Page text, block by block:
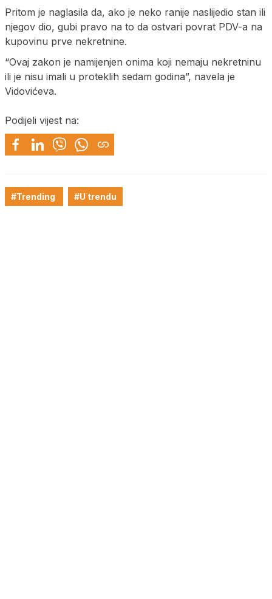
Pritom je naglasila da, ako je neko ranije naslijedio stan ili
njegov dio, gubi pravo na to da ostvari povrat PDV-a na
kupovinu prve nekretnine.
“Ovaj zakon je namijenjen onima koji nemaju nekretninu
ili je nisu imali u proteklih sedam godina”, navela je
Vidovićeva.
Podijeli vijest na:
#Trending #U trendu